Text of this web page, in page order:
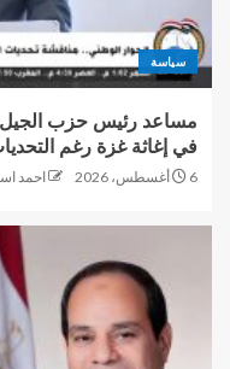
سياسة
مساعد رئيس حزب الجيل:
في إغاثة غزة رغم
6 أغسطس، 2026 احمد